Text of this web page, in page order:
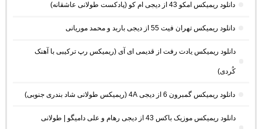
دانلود ریمیکس امکو 43 از دیجی ام کو (پادکست طولانی عاشقانه)
دانلود ریمیکس تهران فیت 55 از دیجی باربد و محمد موریانی
دانلود ریمیکس یادت رفت از قدیمی ای آی (ریمیکس رپ ترکیبی با آهنک
کُردی)
دانلود ریمیکس گمبرون 6 از دیجی 4A (ریمیکس طولانی شاد بندری جنوبی)
دانلود ریمیکس موزیک باکس 43 از دیجی رهام و علی دامیگو | طولانی